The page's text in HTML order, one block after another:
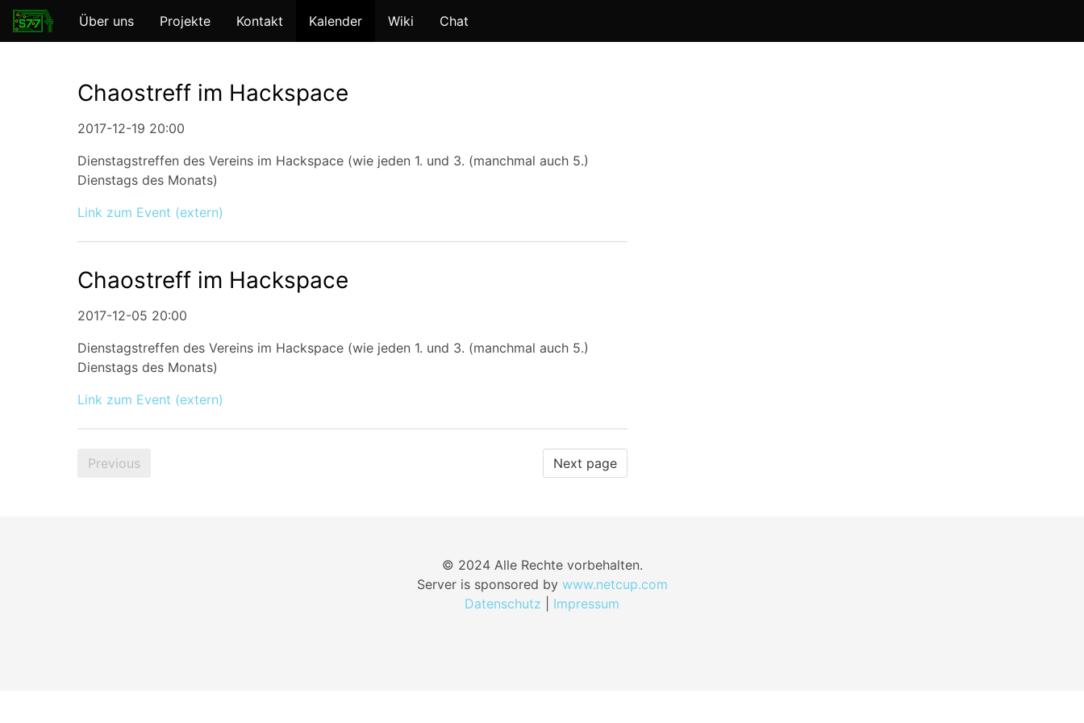
Über uns Projekte Kontakt Kalender Wiki Chat
Chaostreff im Hackspace
2017-12-19 20:00
Dienstagstreffen des Vereins im Hackspace (wie jeden 1. und 3. (manchmal auch 5.)
Dienstags des Monats)
Link zum Event (extern)
Chaostreff im Hackspace
2017-12-05 20:00
Dienstagstreffen des Vereins im Hackspace (wie jeden 1. und 3. (manchmal auch 5.)
Dienstags des Monats)
Link zum Event (extern)
Previous Next page
© 2024 Alle Rechte vorbehalten.
Server is sponsored by www.netcup.com
Datenschutz
Impressum